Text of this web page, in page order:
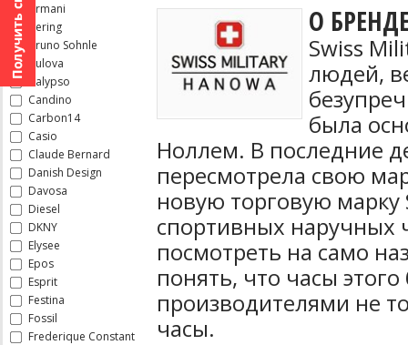
Armani
Bering
Bruno Sohnle
Bulova
Calypso
Candino
Carbon14
Casio
Claude Bernard
Danish Design
Davosa
Diesel
DKNY
Elysee
Epos
Esprit
Festina
Fossil
Frederique Constant
О
Swiss
людей,
была
Ноллем. В последние
пересмотрела свою
новую торговую
спортивных наручных
посмотреть на само
понять, что часы
производителями не
часы.